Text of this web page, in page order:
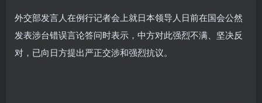
外交部发言人在例行记者会上就日本领导人日前在国会公然
发表涉台错误言论答问时表示，中方对此强烈不满、坚决反
对，已向日方提出严正交涉和强烈抗议。